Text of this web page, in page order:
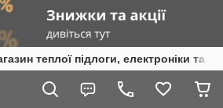
теплої підлоги, електроніки та